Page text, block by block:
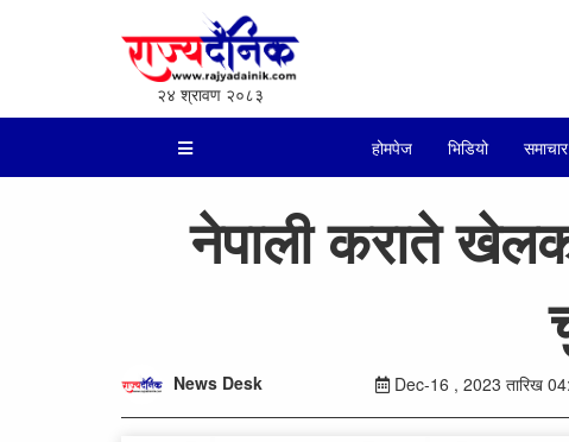
२४ श्रावण २०८३
होमपेज भिडियो समाचार
नेपाली कराते
News Desk Dec-16 , 2023 तारिख